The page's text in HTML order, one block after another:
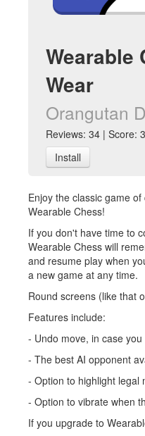
Wearable
Wear
Orangutan
Reviews: 34 | Score:
Install
Enjoy the classic game
Wearable Chess!
If you don't have time to
Wearable Chess will
and resume play when
a new game at any time.
Round screens (like that
Features include:
- Undo move, in case
- The best AI opponent
- Option to highlight legal
- Option to vibrate when
If you upgrade to